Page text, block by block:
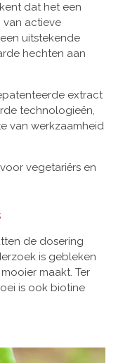
dat het een
van actieve
uitstekende
hechten aan
extract
technologieën,
van werkzaamheid
vegetariërs en
de dosering
is gebleken
maakt. Ter
is ook biotine